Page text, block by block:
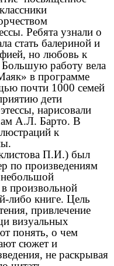
Ребята узнали о
стать балериной и
но любовь к
Большую работу вела
в программе
почти 1000 семей
дети
нарисовали
А.Л. Барто. В
к
П.И.) был
по произведениям
произвольной
либо книге. Цель
привлечение
визуальных
понять, о чем
сюжет и
не раскрывая